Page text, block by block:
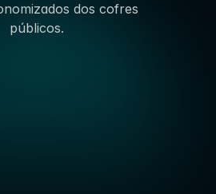
dos cofres
públicos.